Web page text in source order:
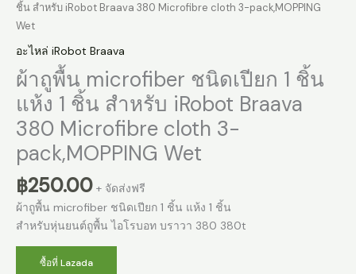
ชิ้น สำหรับ iRobot Braava 380 Microfibre cloth 3-pack,MOPPING
Wet
อะไหล่ iRobot Braava
ผ้าถูพื้น microfiber ชนิดเปียก 1 ชิ้น
แห้ง 1 ชิ้น สำหรับ iRobot Braava
380 Microfibre cloth 3-
pack,MOPPING Wet
฿250.00 + จัดส่งฟรี
ผ้าถูพื้น microfiber ชนิดเปียก 1 ชิ้น แห้ง 1 ชิ้น
สำหรับหุ่นยนต์ถูพื้น ไอโรบอท บราวา 380 380t
ซื้อที่ Lazada